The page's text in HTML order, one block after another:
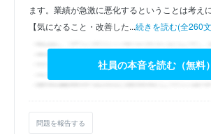
ます。業績が急激に悪化するということは考え
【気になること・改善した...続きを読む(全260
社員の本音を読む（無料）
問題を報告する